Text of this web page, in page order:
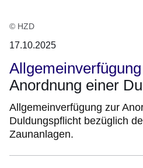
8
auf
1
© HZD
17.10.2025
Allgemeinverfügung
Anordnung einer
Allgemeinverfügung zur
Duldungspflicht bezüglich
Zaunanlagen.